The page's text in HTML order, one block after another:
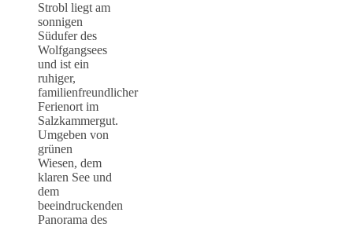
Strobl liegt am
sonnigen
Südufer des
Wolfgangsees
und ist ein
ruhiger,
familienfreundlicher
Ferienort im
Salzkammergut.
Umgeben von
grünen
Wiesen, dem
klaren See und
dem
beeindruckenden
Panorama des